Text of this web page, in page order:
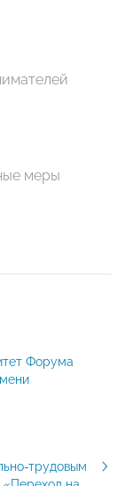
меры
Форума
трудовым